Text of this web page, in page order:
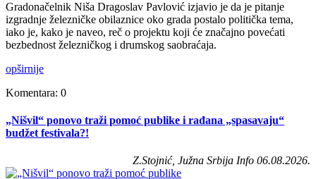
Gradonačelnik Niša Dragoslav Pavlović izjavio je da je pitanje
izgradnje železničke obilaznice oko grada postalo politička tema,
iako je, kako je naveo, reč o projektu koji će značajno povećati
bezbednost železničkog i drumskog saobraćaja.
opširnije
Komentara: 0
„Nišvil“ ponovo traži pomoć publike i rađana „spasavaju“
budžet festivala?!
Z.Stojnić, Južna Srbija Info 06.08.2026.